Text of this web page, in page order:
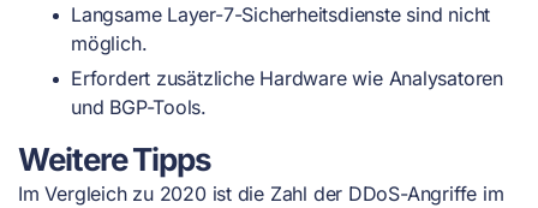
Langsame Layer-7-Sicherheitsdienste sind nicht
möglich.
Erfordert zusätzliche Hardware wie Analysatoren
und BGP-Tools.
Weitere Tipps
Im Vergleich zu 2020 ist die Zahl der DDoS-Angriffe im